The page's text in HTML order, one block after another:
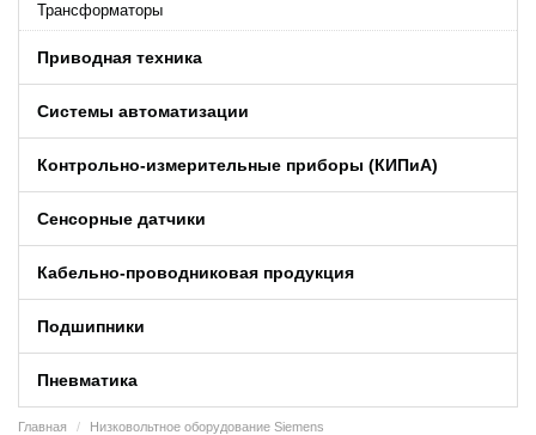
Трансформаторы
Приводная техника
Системы автоматизации
Контрольно-измерительные приборы (КИПиA)
Сенсорные датчики
Кабельно-проводниковая продукция
Подшипники
Пневматика
Главная
Низковольтное оборудование Siemens